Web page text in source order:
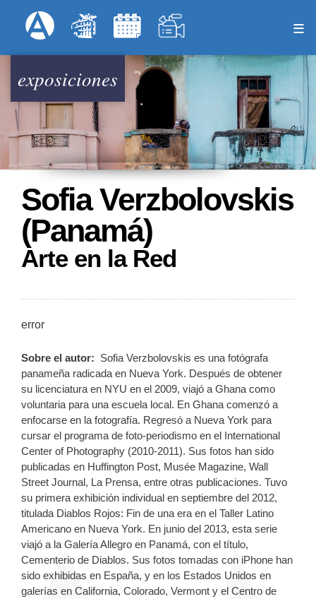
al
principal
Menú Superior
exposiciones
Sofia Verzbolovskis
(Panamá)
Arte en la Red
error
Sobre el autor: Sofia Verzbolovskis es una fotógrafa
panameña radicada en Nueva York. Después de obtener
su licenciatura en NYU en el 2009, viajó a Ghana como
voluntaria para una escuela local. En Ghana comenzó a
enfocarse en la fotografía. Regresó a Nueva York para
cursar el programa de foto-periodismo en el International
Center of Photography (2010-2011). Sus fotos han sido
publicadas en Huffington Post, Musée Magazine, Wall
Street Journal, La Prensa, entre otras publicaciones. Tuvo
su primera exhibición individual en septiembre del 2012,
titulada Diablos Rojos: Fin de una era en el Taller Latino
Americano en Nueva York. En junio del 2013, esta serie
viajó a la Galería Allegro en Panamá, con el título,
Cementerio de Diablos. Sus fotos tomadas con iPhone han
sido exhibidas en España, y en los Estados Unidos en
galerías en California, Colorado, Vermont y el Centro de